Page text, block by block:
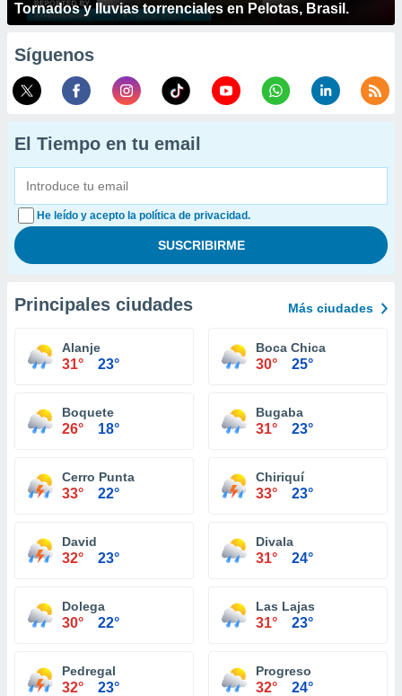
Tornados y lluvias torrenciales en Pelotas, Brasil.
Síguenos
El Tiempo en tu email
He leído y acepto la política de privacidad.
Principales ciudades Más ciudades
Alanje
31° 23°
Boca Chica
30° 25°
Boquete
26° 18°
Bugaba
31° 23°
Cerro Punta
33° 22°
Chiriquí
33° 23°
David
32° 23°
Divala
31° 24°
Dolega
30° 22°
Las Lajas
31° 23°
Pedregal
32° 23°
Progreso
32° 24°